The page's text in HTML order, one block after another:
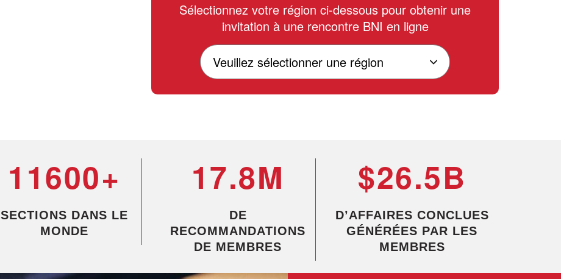
Sélectionnez votre région ci-dessous pour obtenir une
invitation à une rencontre BNI en ligne
11600+
SECTIONS DANS LE
MONDE
17.8M
DE
RECOMMANDATIONS
DE MEMBRES
$26.5B
D’AFFAIRES CONCLUES
GÉNÉRÉES PAR LES
MEMBRES